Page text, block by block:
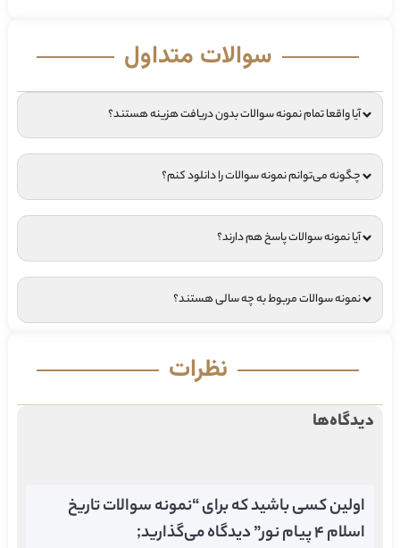
سوالات متداول
آیا واقعا تمام نمونه سوالات بدون دریافت هزینه هستند؟
چگونه می‌توانم نمونه سوالات را دانلود کنم؟
آیا نمونه سوالات پاسخ هم دارند؟
نمونه سوالات مربوط به چه سالی هستند؟
نظرات
دیدگاه‌ها
اولین کسی باشید که برای “نمونه سوالات تاریخ
اسلام 4 پیام نور” دیدگاه می‌گذارید;